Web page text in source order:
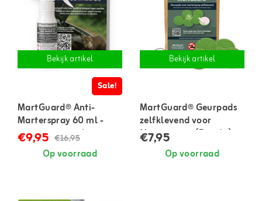
Bekijk artikel
Sale!
MartGuard® Anti-
Marterspray 60 ml -
geconcentreerd
€9,95 €16,95
Op voorraad
Bekijk artikel
MartGuard® Geurpads
zelfklevend voor
Marterspray (5 stuks)
€7,95
Op voorraad